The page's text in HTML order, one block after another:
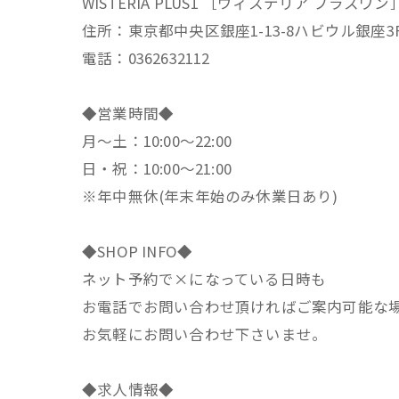
住所：東京都中央区銀座1-13-8ハビウル銀座
電話：0362632112
◆営業時間◆
月～土：10:00～22:00
日・祝：10:00～21:00
※年中無休(年末年始のみ休業日あり)
◆SHOP INFO◆
ネット予約で×になっている日時も
お電話でお問い合わせ頂ければご案内可能な
お気軽にお問い合わせ下さいませ。
◆求人情報◆